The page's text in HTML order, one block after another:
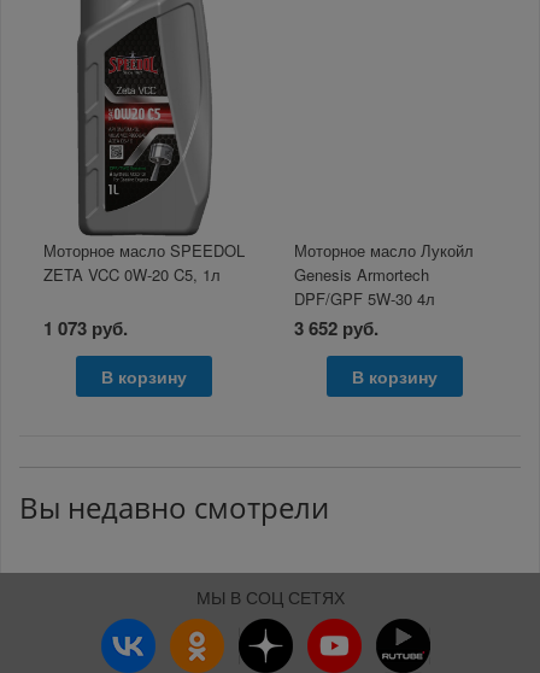
Моторное масло SPEEDOL
ZETA VCC 0W-20 C5, 1л
1 073 руб.
В корзину
Моторное масло Лукойл
Genesis Armortech
DPF/GPF 5W-30 4л
3 652 руб.
В корзину
Вы недавно смотрели
МЫ В СОЦ СЕТЯХ